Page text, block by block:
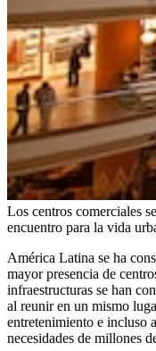
Los centros comerciales
encuentro para la vida
América Latina se ha
mayor presencia de
infraestructuras se han
al reunir en un mismo
entretenimiento e incluso
necesidades de millones